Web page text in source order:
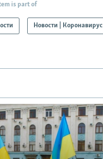
is part of
Новости | Коронавирус